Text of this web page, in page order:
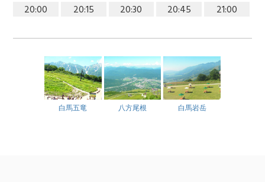
20:00
20:15 20:30 20:45 21:00
白馬五竜 八方尾根 白馬岩岳